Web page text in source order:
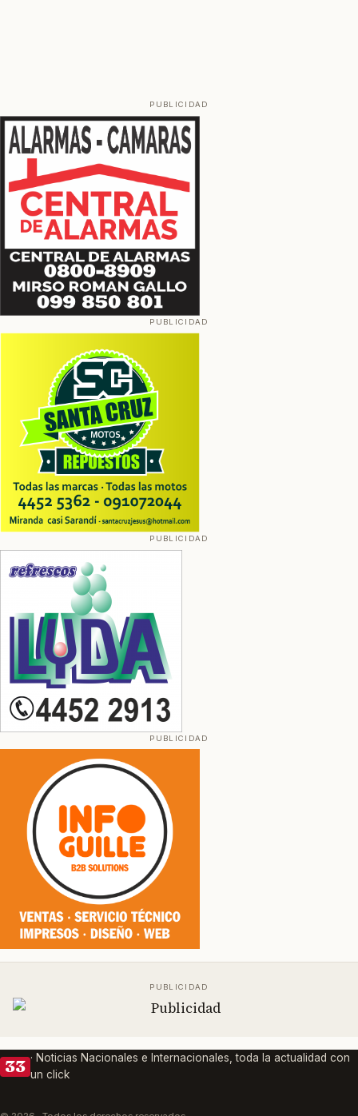
33 · Noticias Nacionales e Internacionales, toda la actualidad con
un click